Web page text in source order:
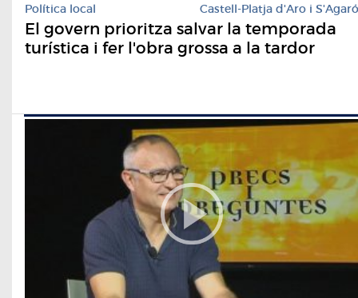
Política local Castell-Platja d'Aro i S'Agaró
El govern prioritza salvar la temporada
turística i fer l'obra grossa a la tardor